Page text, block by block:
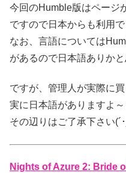
今回のHumble版はページ
ですので日本からも利用で
なお、言語については
があるので日本語ありかと
ですが、管理人が実際に
実に日本語がありますよ
その辺りはご了承下さい(´
Nights of Azure 2: Bride